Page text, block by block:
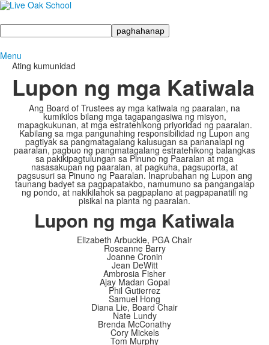
Maghanap
Menu
Ating kumunidad
Lupon ng mga Katiwala
Ang Board of Trustees ay mga katiwala ng paaralan, na
kumikilos bilang mga tagapangasiwa ng misyon,
mapagkukunan, at mga estratehikong priyoridad ng paaralan.
Kabilang sa mga pangunahing responsibilidad ng Lupon ang
pagtiyak sa pangmatagalang kalusugan sa pananalapi ng
paaralan, pagbuo ng pangmatagalang estratehikong balangkas
sa pakikipagtulungan sa Pinuno ng Paaralan at mga
nasasakupan ng paaralan, at pagkuha, pagsuporta, at
pagsusuri sa Pinuno ng Paaralan. Inaprubahan ng Lupon ang
taunang badyet sa pagpapatakbo, namumuno sa pangangalap
ng pondo, at nakikilahok sa pagpaplano at pagpapanatili ng
pisikal na planta ng paaralan.
Lupon ng mga Katiwala
Elizabeth Arbuckle, PGA Chair
Roseanne Barry
Joanne Cronin
Jean DeWitt
Ambrosia Fisher
Ajay Madan Gopal
Phil Gutierrez
Samuel Hong
Diana Lie, Board Chair
Nate Lundy
Brenda McConathy
Cory Mickels
Tom Murphy